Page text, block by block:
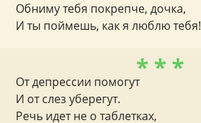
Обниму тебя покрепче, дочка,
И ты поймешь, как я люблю тебя!
* * *
От депрессии помогут
И от слез уберегут.
Речь идет не о таблетках,